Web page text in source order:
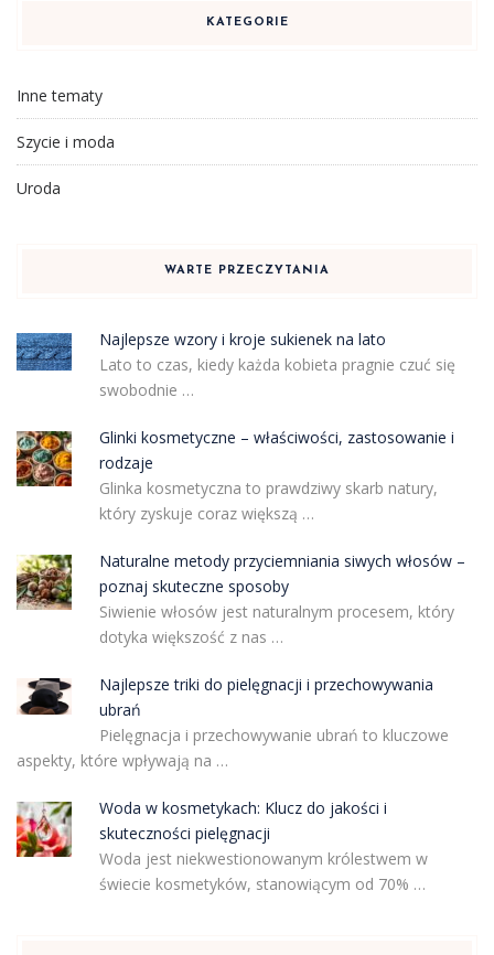
KATEGORIE
Inne tematy
Szycie i moda
Uroda
WARTE PRZECZYTANIA
Najlepsze wzory i kroje sukienek na lato
Lato to czas, kiedy każda kobieta pragnie czuć się
swobodnie …
Glinki kosmetyczne – właściwości, zastosowanie i
rodzaje
Glinka kosmetyczna to prawdziwy skarb natury,
który zyskuje coraz większą …
Naturalne metody przyciemniania siwych włosów –
poznaj skuteczne sposoby
Siwienie włosów jest naturalnym procesem, który
dotyka większość z nas …
Najlepsze triki do pielęgnacji i przechowywania
ubrań
Pielęgnacja i przechowywanie ubrań to kluczowe
aspekty, które wpływają na …
Woda w kosmetykach: Klucz do jakości i
skuteczności pielęgnacji
Woda jest niekwestionowanym królestwem w
świecie kosmetyków, stanowiącym od 70% …